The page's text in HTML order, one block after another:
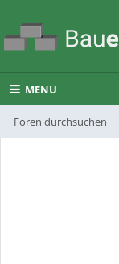
MENU
Foren durchsuchen